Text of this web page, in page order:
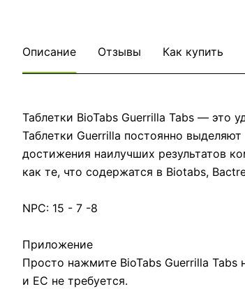
Описание Отзывы Как купить
Таблетки BioTabs Guerrilla Tabs — это
Таблетки Guerrilla постоянно
достижения наилучших результатов
как те, что содержатся в Biotabs,
NPC: 15 - 7 -8
Приложение
Просто нажмите BioTabs Guerrilla
и EC не требуется.